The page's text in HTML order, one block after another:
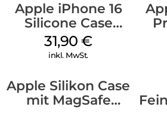
Apple iPhone 16
Silicone Case
MagSafe Fuchsia
31,90€
inkl. MwSt.
Apple Silikon Case
mit MagSafe